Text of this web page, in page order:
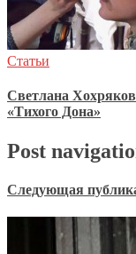
Статьи
Светлана
«Тихого Дона»
Post
Следующая